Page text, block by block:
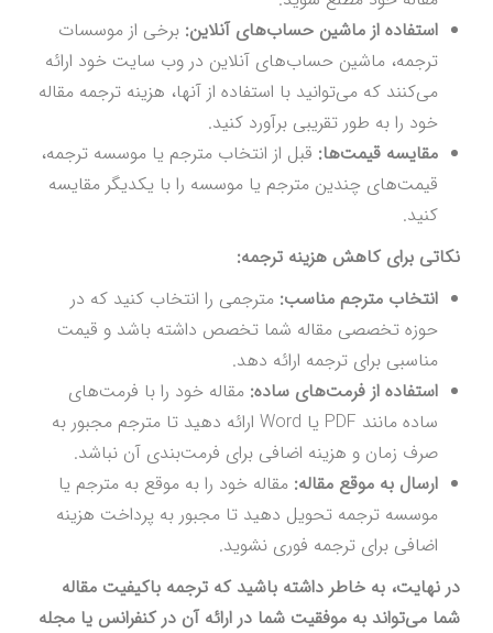
استفاده از ماشین حساب‌های آنلاین: برخی از موسسات
ترجمه، ماشین حساب‌های آنلاین در وب سایت خود ارائه
می‌کنند که می‌توانید با استفاده از آنها، هزینه ترجمه مقاله
خود را به طور تقریبی برآورد کنید.
مقایسه قیمت‌ها: قبل از انتخاب مترجم یا موسسه ترجمه،
قیمت‌های چندین مترجم یا موسسه را با یکدیگر مقایسه
کنید.
نکاتی برای کاهش هزینه ترجمه:
انتخاب مترجم مناسب: مترجمی را انتخاب کنید که در
حوزه تخصصی مقاله شما تخصص داشته باشد و قیمت
مناسبی برای ترجمه ارائه دهد.
استفاده از فرمت‌های ساده: مقاله خود را با فرمت‌های
ساده مانند PDF یا Word ارائه دهید تا مترجم مجبور به
صرف زمان و هزینه اضافی برای فرمت‌بندی آن نباشد.
ارسال به موقع مقاله: مقاله خود را به موقع به مترجم یا
موسسه ترجمه تحویل دهید تا مجبور به پرداخت هزینه
اضافی برای ترجمه فوری نشوید.
در نهایت، به خاطر داشته باشید که ترجمه باکیفیت مقاله
شما می‌تواند به موفقیت شما در ارائه آن در کنفرانس یا مجله